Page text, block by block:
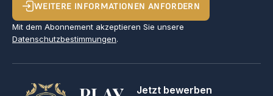
WEITERE INFORMATIONEN ANFORDERN
Mit dem Abonnement akzeptieren Sie unsere
Datenschutzbestimmungen.
Jetzt bewerben